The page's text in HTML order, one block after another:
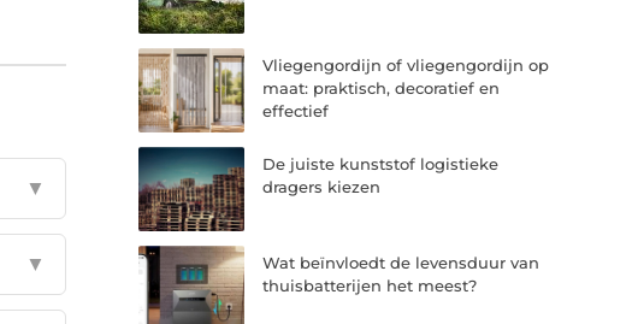
▼
▼
Vliegengordijn of vliegengordijn op
maat: praktisch, decoratief en
effectief
De juiste kunststof logistieke
dragers kiezen
Wat beïnvloedt de levensduur van
thuisbatterijen het meest?